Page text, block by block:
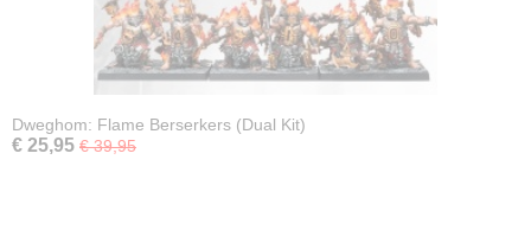
Dweghom: Flame Berserkers (Dual Kit)
€ 25,95 € 39,95